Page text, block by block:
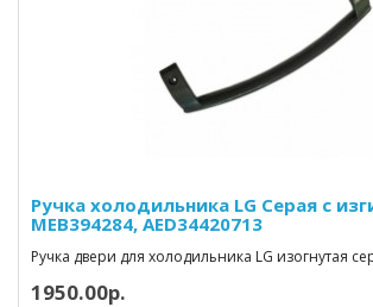
Ручка холодильника LG Серая c
MEB394284, AED34420713
Ручка двери для холодильника LG изогнутая
1950.00р.